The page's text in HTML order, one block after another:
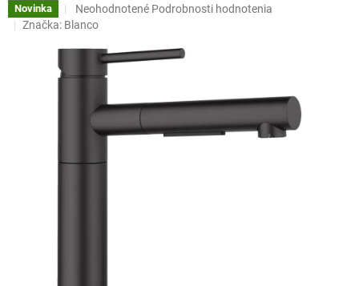
Novinka
Priemerné
hodnotenie
hviezdičiek.
Neohodnotené Podrobnosti hodnotenia
Značka: Blanco